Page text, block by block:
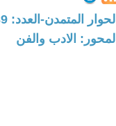
الحوار المتمدن-العدد: 8739 - 2026 / 6 / 17 - 09:38
المحور: الادب والفن